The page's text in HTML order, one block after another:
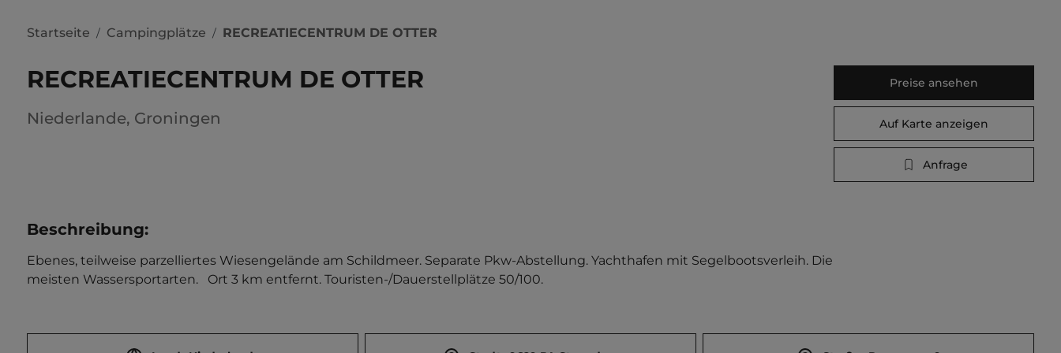
Startseite / Campingplätze / RECREATIECENTRUM DE OTTER
RECREATIECENTRUM DE OTTER
Niederlande, Groningen
Preise ansehen
Auf Karte anzeigen
Anfrage
Beschreibung:
Ebenes, teilweise parzelliertes Wiesengelände am Schildmeer. Separate Pkw-Abstellung. Yachthafen mit Segelbootsverleih. Die
meisten Wassersportarten.   Ort 3 km entfernt. Touristen-/Dauerstellplätze 50/100.